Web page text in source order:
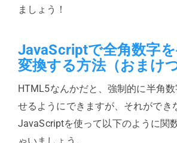
ましょう！
JavaScriptで全角数字
変換する方法（おまけつ
HTML5なんかだと、強制的に半角
せるようにできますが、それができ
JavaScriptを使って以下のように関